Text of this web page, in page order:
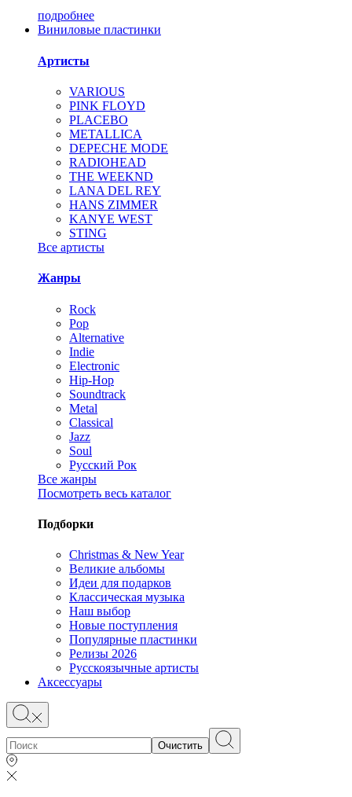
подробнее
Виниловые пластинки
Артисты
VARIOUS
PINK FLOYD
PLACEBO
METALLICA
DEPECHE MODE
RADIOHEAD
THE WEEKND
LANA DEL REY
HANS ZIMMER
KANYE WEST
STING
Все артисты
Жанры
Rock
Pop
Alternative
Indie
Electronic
Hip-Hop
Soundtrack
Metal
Classical
Jazz
Soul
Русский Рок
Все жанры
Посмотреть весь каталог
Подборки
Christmas & New Year
Великие альбомы
Идеи для подарков
Классическая музыка
Наш выбор
Новые поступления
Популярные пластинки
Релизы 2026
Русскоязычные артисты
Аксессуары
Очистить